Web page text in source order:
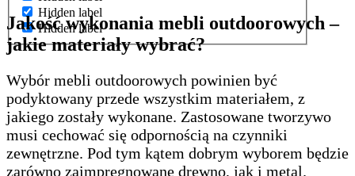
Hidden label
Hidden label
Jakość wykonania mebli outdoorowych –
jakie materiały wybrać?
Wybór mebli outdoorowych powinien być
podyktowany przede wszystkim materiałem, z
jakiego zostały wykonane. Zastosowane tworzywo
musi cechować się odpornością na czynniki
zewnętrzne. Pod tym kątem dobrym wyborem będzie
zarówno zaimpregnowane drewno, jak i metal.